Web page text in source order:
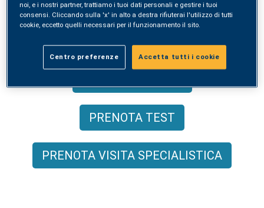
che analizza 295 allergeni, inclusi gli
allergeni molecolari.
PRENOTA TEST
PRENOTA VISITA SPECIALISTICA
noi, e i nostri partner, trattiamo i tuoi dati personali e gestire i tuoi
consensi. Cliccando sulla 'x' in alto a destra rifiuterai l'utilizzo di tutti
cookie, eccetto quelli necessari per il funzionamento il sito.
Centro preferenze Accetta tutti i cookie